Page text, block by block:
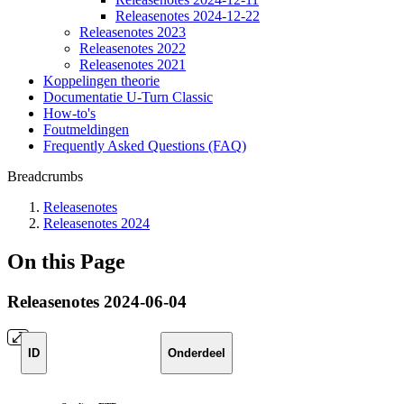
Releasenotes 2024-12-22
Releasenotes 2023
Releasenotes 2022
Releasenotes 2021
Koppelingen theorie
Documentatie U-Turn Classic
How-to's
Foutmeldingen
Frequently Asked Questions (FAQ)
Breadcrumbs
Releasenotes
Releasenotes 2024
On this Page
Releasenotes 2024-06-04
ID Onderdeel